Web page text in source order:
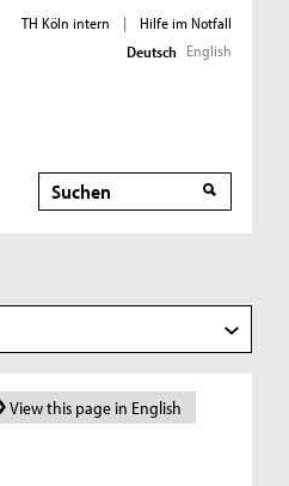
TH Köln intern |
Hilfe im Notfall
Deutsch English
Suche
View this page in English